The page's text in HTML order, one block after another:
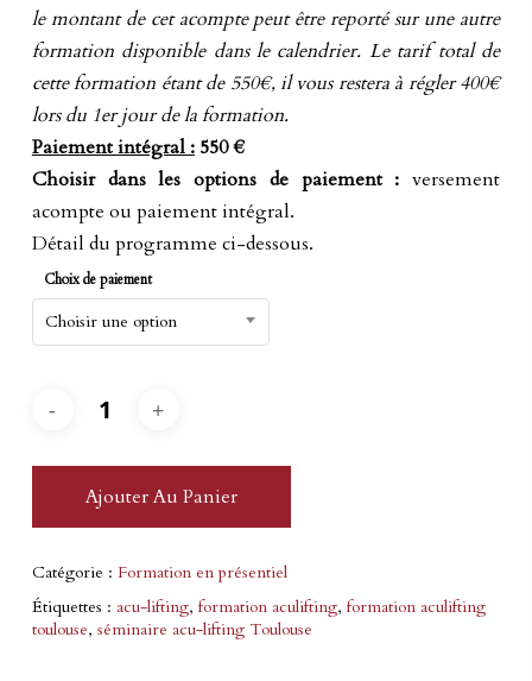
le montant de cet acompte peut être reporté sur une autre
formation disponible dans le calendrier. Le tarif total de
cette formation étant de 550€, il vous restera à régler 400€
lors du 1er jour de la formation.
Paiement intégral :550 €
Choisir dans les options de paiement :versement
acompte ou paiement intégral.
Détail du programme ci-dessous.
Choix de paiement
Choisir une option
Ajouter Au Panier
Catégorie : Formation en présentiel
Étiquettes : acu-lifting, formation aculifting, formation aculifting
toulouse, séminaire acu-lifting Toulouse